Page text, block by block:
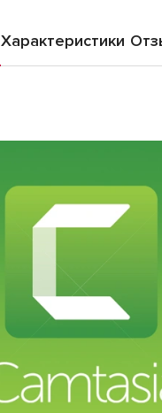
Характеристики